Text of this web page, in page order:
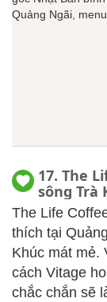
17. The
sông Trà
The Life
thích tại
Khúc mát mẻ.
cách Vitage
chắc chắn sẽ